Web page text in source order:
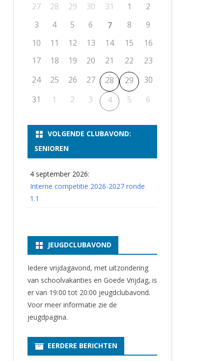
VAN SCHAAKCLUB
T/M 1900
T/M 1700
KNSB-JEUGDCOMPETITIE
27
28 29 30 31 1
2
3
4 5 6 7 8
9
10
11 12 13 14 15
16
17
18 19 20 21 22
23
24
25 26 27 28 29
30
31
1 2 3 4 5 6
VOLGENDE CLUBAVOND:
SENIOREN
4 september 2026:
Interne competitie 2026-2027 ronde
1.1
JEUGDCLUBAVOND
Iedere vrijdagavond, met uitzondering
van schoolvakanties en Goede Vrijdag, is
er van 19:00 tot 20:00 jeugdclubavond.
Voor meer informatie zie de
jeugdpagina.
EERDERE BERICHTEN